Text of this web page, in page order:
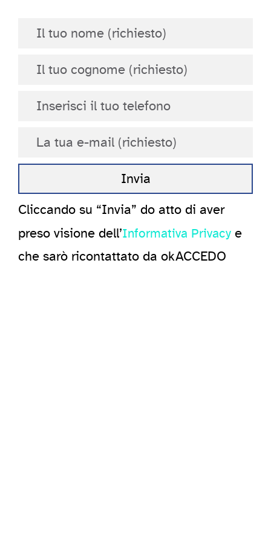
Cliccando su “Invia” do atto di aver
preso visione dell’Informativa Privacy e
che sarò ricontattato da okACCEDO